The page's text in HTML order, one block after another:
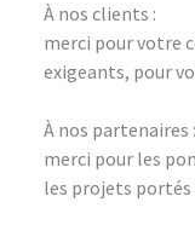
À nos clients :
merci pour votre
exigeants, pour
À nos partenaires :
merci pour les
les projets portés